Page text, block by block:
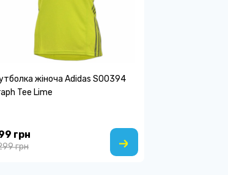
жіноча Adidas S00394
Tee Lime
грн
грн